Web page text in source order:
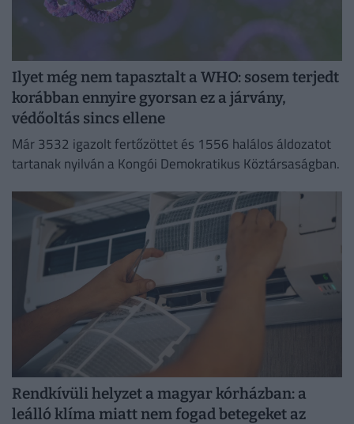
Ilyet még nem tapasztalt a WHO: sosem terjedt
korábban ennyire gyorsan ez a járvány,
védőoltás sincs ellene
Már 3532 igazolt fertőzöttet és 1556 halálos áldozatot
tartanak nyilván a Kongói Demokratikus Köztársaságban.
Rendkívüli helyzet a magyar kórházban: a
leálló klíma miatt nem fogad betegeket az